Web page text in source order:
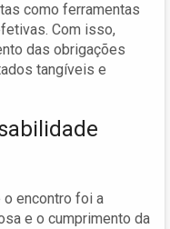
como ferramentas
Com isso,
das obrigações
tangíveis e
o encontro foi a
e o cumprimento da